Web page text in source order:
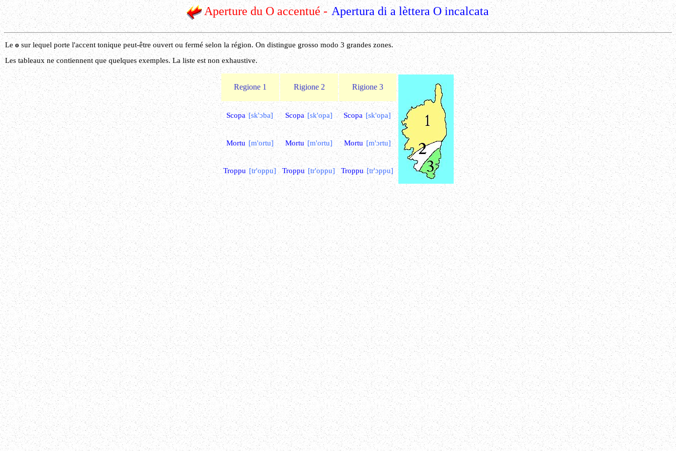
Aperture du O accentué - Apertura di a lèttera O incalcata
Le o sur lequel porte l'accent tonique peut-être ouvert ou fermé selon la région. On distingue grosso modo 3 grandes zones.
Les tableaux ne contiennent que quelques exemples. La liste est non exhaustive.
Regione 1 Rigione 2 Rigione 3
Scopa[sk'ɔba] Scopa [sk'opa] Scopa [sk'opa]
Mortu[m'ortu] Mortu[m'ortu] Mortu [m'ɔrtu]
Troppu[tr'oppu] Troppu[tr'oppu] Troppu [tr'ɔppu]